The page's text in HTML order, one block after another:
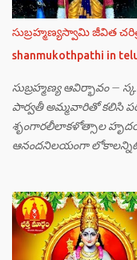
సుబ్రహ్మణ్యస్వామి జీవిత
shanmukothpathi in
సుబ్రహ్మణ్య ఆవిర్భావం –
పార్వతీ అమ్మవారితో కలిసి
శృంగారలీలాకళోత్సాల
ఆనందనిలయంగా
వీర్యానికి జన్మించిన వాడి
కామాన్ని గెలిచిన వాడు, ఆయన
ఉంటాడు కదా, ఆయనకి